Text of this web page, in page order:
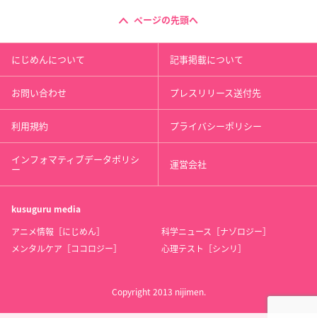
ページの先頭へ
にじめんについて 記事掲載について
お問い合わせ プレスリリース送付先
利用規約 プライバシーポリシー
インフォマティブデータポリシ
ー 運営会社
kusuguru media
アニメ情報［にじめん］
科学ニュース［ナゾロジー］
メンタルケア［ココロジー］
心理テスト［シンリ］
Copyright 2013 nijimen.